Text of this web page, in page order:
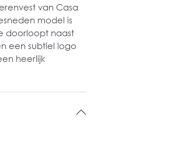
van Casa
model is
doorloopt naast
een subtiel logo
heerlijk